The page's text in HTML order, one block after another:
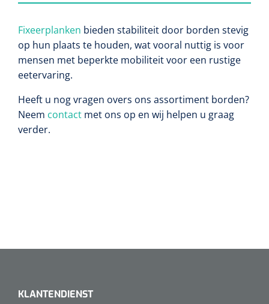
Fixeerplanken bieden stabiliteit door borden stevig
op hun plaats te houden, wat vooral nuttig is voor
mensen met beperkte mobiliteit voor een rustige
eetervaring.
Heeft u nog vragen overs ons assortiment borden?
Neem contact met ons op en wij helpen u graag
verder.
KLANTENDIENST